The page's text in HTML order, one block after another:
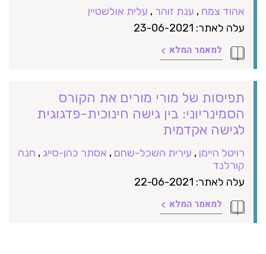
אהוד צמח , ענת זוהר , עלית אולשטיין
עלה לאתר: 23-06-2021
למאמר המלא
תפיסות של מורי מורים את הקורס
הסמינריוני: בין גישה חינוכית-פדגוגית
לגישה אקדמית
רויטל היימן , עירית השכל-שחם , אסתר כהן-סייג , חנה
קורלנד
עלה לאתר: 22-06-2021
למאמר המלא